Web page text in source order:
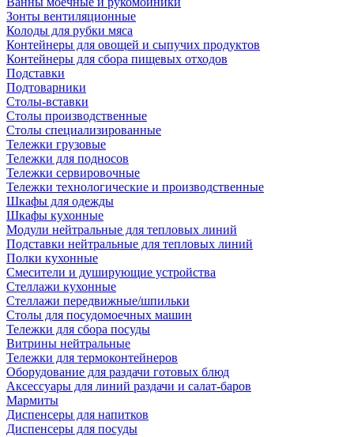
Зонты вентиляционные
Колоды для рубки мяса
Контейнеры для овощей и сыпучих продуктов
Контейнеры для сбора пищевых отходов
Подставки
Подтоварники
Столы-вставки
Столы производственные
Столы специализированные
Тележки грузовые
Тележки для подносов
Тележки сервировочные
Тележки технологические и производственные
Шкафы для одежды
Шкафы кухонные
Модули нейтральные для тепловых линий
Подставки нейтральные для тепловых линий
Полки кухонные
Смесители и душирующие устройства
Стеллажи кухонные
Стеллажи передвижные/шпильки
Столы для посудомоечных машин
Тележки для сбора посуды
Витрины нейтральные
Тележки для термоконтейнеров
Оборудование для раздачи готовых блюд
Аксессуары для линий раздачи и салат-баров
Мармиты
Диспенсеры для напитков
Диспенсеры для посуды